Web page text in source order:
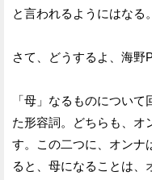
と言われるようにはなる。
さて、どうするよ、海野
「母」なるものについ
た形容詞。どちらも、オ
す。この二つに、オンナ
ると、母になることは、